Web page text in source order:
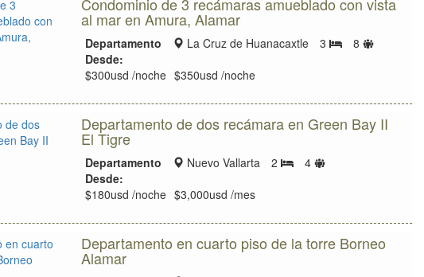
Condominio de 3 recámaras amueblado con vista
al mar en Amura, Alamar
Departamento
Zona
ubicación
La Cruz de Huanacaxtle 3 Bedrooms
8
Límite
Desde:
$300usd /noche $350usd /noche
Departamento de dos recámara en Green Bay II
El Tigre
Departamento
Zona
ubicación
Nuevo Vallarta 2 Bedrooms
4
Límite
Desde:
$180usd /noche $3,000usd /mes
Departamento en cuarto piso de la torre Borneo
Alamar